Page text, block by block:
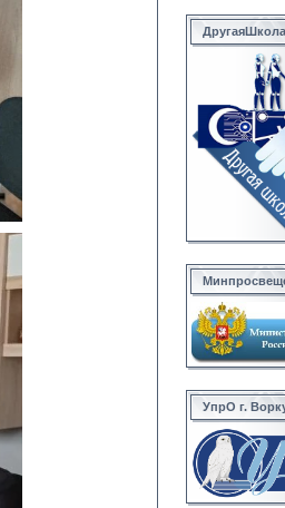
ДругаяШкола
УпрО г.